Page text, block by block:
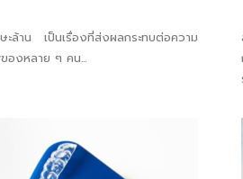
าน เป็นเรื่องที่ส่งผลกระทบต่อความ
องหลาย ๆ คน...